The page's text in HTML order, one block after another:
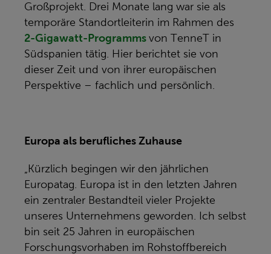
Großprojekt. Drei Monate lang war sie als
temporäre Standortleiterin im Rahmen des
2-Gigawatt-Programms von TenneT in
Südspanien tätig. Hier berichtet sie von
dieser Zeit und von ihrer europäischen
Perspektive – fachlich und persönlich.
Europa als berufliches Zuhause
„Kürzlich begingen wir den jährlichen
Europatag. Europa ist in den letzten Jahren
ein zentraler Bestandteil vieler Projekte
unseres Unternehmens geworden. Ich selbst
bin seit 25 Jahren in europäischen
Forschungsvorhaben im Rohstoffbereich